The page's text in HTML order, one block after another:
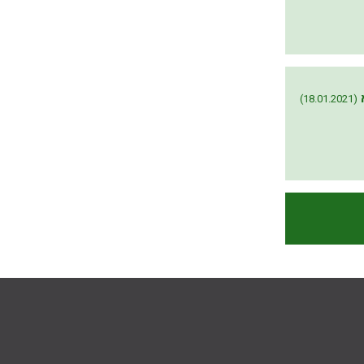
(18.01.2021)